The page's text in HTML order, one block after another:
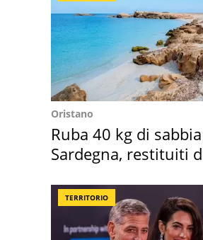
Oristano
Ruba 40 kg di
Sardegna, restituiti
TERRITORIO